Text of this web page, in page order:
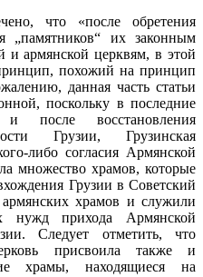
что «после обретения
„памятников“ их законным
и армянской церквям, в этой
похожий на принцип
данная часть статьи
поскольку в последние
после восстановления
Грузии, Грузинская
либо согласия Армянской
множество храмов, которые
Грузии в Советский
храмов и служили
нужд прихода Армянской
Следует отметить, что
присвоила также и
храмы, находящиеся на